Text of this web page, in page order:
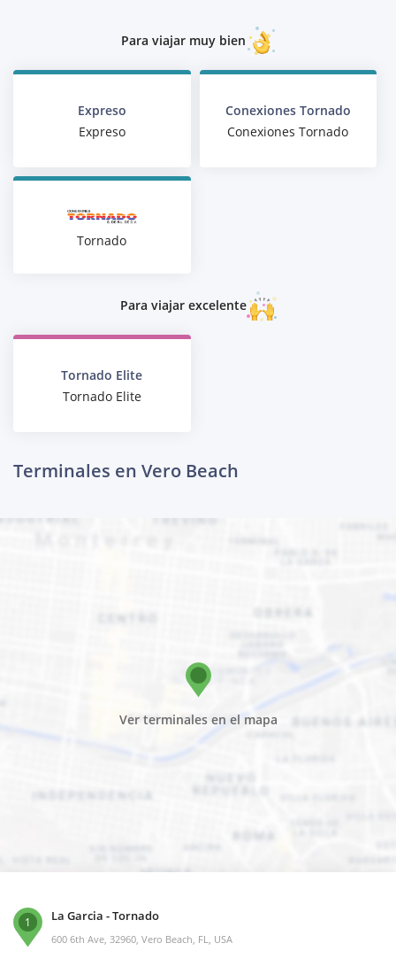
Para viajar muy bien
Expreso
Expreso
Conexiones Tornado
Conexiones Tornado
Tornado
Para viajar excelente
Tornado Elite
Tornado Elite
Terminales en Vero Beach
Ver terminales en el mapa
1 La Garcia - Tornado
600 6th Ave, 32960, Vero Beach, FL, USA